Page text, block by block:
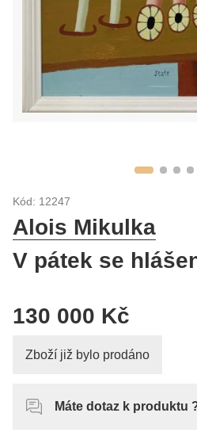
Kód: 12247
Alois Mikulka
V pátek se
130 000 Kč
Zboží již bylo prodáno
Máte dotaz k produktu